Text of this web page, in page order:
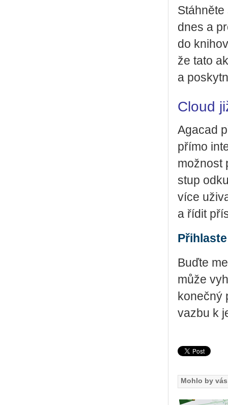
dnes a
do
že tato
a
Cloud
Aga­cad
přímo
mož­nost
stup
více
a řídit
Buďte
může
ko­neč­ný
vazbu k
Mohlo by